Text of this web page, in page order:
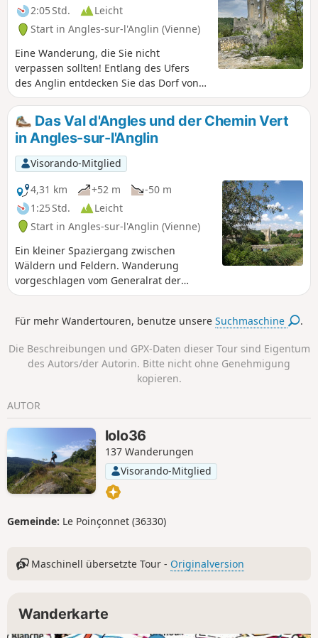
2:05 Std.
Leicht
Start in Angles-sur-l'Anglin (Vienne)
Eine Wanderung, die Sie nicht
verpassen sollten! Entlang des Ufers
des Anglin entdecken Sie das Dorf von
der Unterstadt aus und gelangen dann
auf einen idyllischen Waldweg, der Sie
schließlich zum prächtigen Schloss Les
Certeaux führt!
Das Val d'Angles und der Chemin Vert
in Angles-sur-l'Anglin
Visorando-Mitglied
4,31 km
+52 m
-50 m
1:25 Std.
Leicht
Start in Angles-sur-l'Anglin (Vienne)
Ein kleiner Spaziergang zwischen
Wäldern und Feldern. Wanderung
vorgeschlagen vom Generalrat der
Vienne.
Für mehr Wandertouren, benutze unsereSuchmaschine .
Die Beschreibungen und GPX-Daten dieser Tour sind Eigentum
des Autors/der Autorin. Bitte nicht ohne Genehmigung
kopieren.
AUTOR
lolo36
137 Wanderungen
Visorando-Mitglied
Gemeinde: Le Poinçonnet (36330)
Maschinell übersetzte Tour - Originalversion
Wanderkarte